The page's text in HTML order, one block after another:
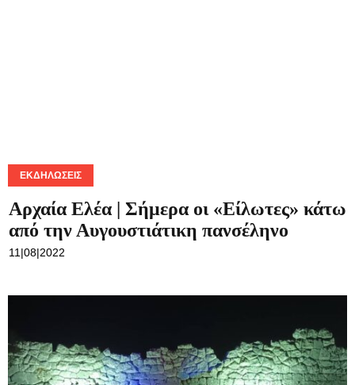
ΕΚΔΗΛΏΣΕΙΣ
Επιβεβλημένη υποχρέωση με αφορμή
την Αντιγόνη στη Αρχαία Ελέα | Γράφει ο
Άλκης Φάτσιος